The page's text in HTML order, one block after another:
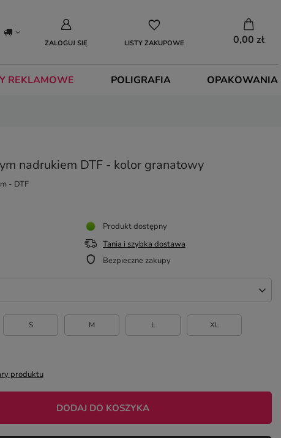
ZALOGUJ SIĘ LISTY ZAKUPOWE 0,00 zł
REKLAMOWE POLIGRAFIA OPAKOWANIA
nadrukiem DTF - kolor granatowy
- DTF
S M L XL
produktu
DODAJ DO KOSZYKA
Produkt dostępny
Tania i szybka dostawa
Bezpieczne zakupy